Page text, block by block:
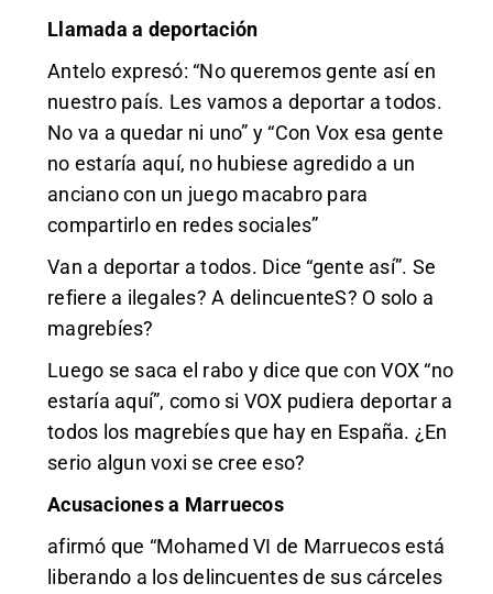
Llamada a deportación
Antelo expresó: “No queremos gente así en
nuestro país. Les vamos a deportar a todos.
No va a quedar ni uno” y “Con Vox esa gente
no estaría aquí, no hubiese agredido a un
anciano con un juego macabro para
compartirlo en redes sociales”
Van a deportar a todos. Dice “gente así”. Se
refiere a ilegales? A delincuenteS? O solo a
magrebíes?
Luego se saca el rabo y dice que con VOX “no
estaría aquí”, como si VOX pudiera deportar a
todos los magrebíes que hay en España. ¿En
serio algun voxi se cree eso?
Acusaciones a Marruecos
afirmó que “Mohamed VI de Marruecos está
liberando a los delincuentes de sus cárceles